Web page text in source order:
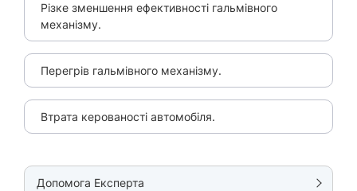
Різке зменшення ефективності гальмівного
механізму.
Перегрів гальмівного механізму.
Втрата керованості автомобіля.
Допомога Експерта